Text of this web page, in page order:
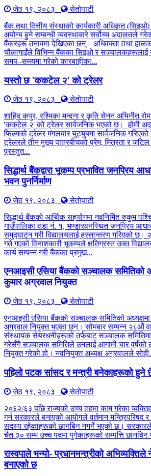
जेठ १९, २०८३
सेतोपाटी
बैंक तथा वित्तीय संस्थाको कार्यकारी अधिकृत
अयोग्य हुने सम्बन्धी व्यवस्थाबारे सर्वोच्च अदालतले
बैंकरहरू तनावमा देखिएका छन्। अधिवक्ता तथा
चौलागाईंले विभिन्न बैंकका सिइओ र सञ्चालकहरूलाई
समय–समयमा गरेको कारबाहीका...
यस्तो छ 'ककटेल २' को ट्रेलर
जेठ १९, २०८३
सेतोपाटी
शाहिद कपुर, रश्मिका मन्दना र कृति सेनन अभिनीत
'ककटेल २' को ट्रेलर सार्वजनिक भएको छ। होमी
फिल्मको ट्रेलर मंगलबार युट्युबमा सार्वजनिक
ट्रेलरले तीन मुख्य पात्रबीचको प्रेम, मित्रता र
प्रस्तुत...
सिद्धार्थ बैंकद्वारा भूकम्प प्रभावित जनप्रिय
भवन पुनर्निर्माण
जेठ १९, २०८३
सेतोपाटी
सिद्धार्थ बैंकको आर्थिक सहयोगमा नवनिर्मित रुकुम
गाउँपालिका वडा नं. १, भण्डारवनस्थित जनप्रिय
समुद्घाटन गरी विद्यालयलाई हस्तान्तरण गरिएको छ।
गते गएको विनाशकारी भूकम्पले क्षतिग्रस्त उक्त
कार्य सम्पन्न गरी बैंकका प्रमुख...
एनआइसी एसिया बैंकको सञ्चालक समितिको
कुमार अग्रवाल नियुक्त
जेठ १९, २०८३
सेतोपाटी
एनआइसी एसिया बैंकको सञ्चालक समितिको
अग्रवाल नियुक्त भएका छन्। सोमबार सम्पन्न २८औं
संस्थापक सेयरधनीहरूको तर्फबाट सञ्चालक समितिमा
गरेसँगै सञ्चालक समितिले उनलाई आगामी चार वर्षको
नियुक्त गरेको हो। नवनियुक्त अध्यक्ष अग्रवालले
पहिलो पटक सांसद र मन्त्री बनेकाहरूको हुने
जेठ १९, २०८३
सेतोपाटी
२०६२/६३ पछि राज्यको उच्च तहमा काम गरेका
गर्न सरकारले बनाएको आयोगले वर्तमान मन्त्रिपरिषद
सदस्य रहेकाहरूको छानबिन नगर्ने भएको छ।
चैत ३० सम्म उच्च पदमा पुगेकाहरूको सम्पत्ति छानबिन
रास्वपाले भन्यो- प्रधानमन्त्रीको
बनाएको छ